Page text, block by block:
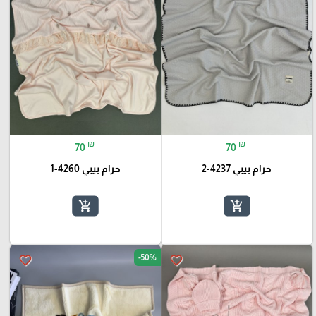
70 ₪
حرام بيبي 4237-2
add_shopping_cart
70 ₪
حرام بيبي 4260-1
add_shopping_cart
favorite_border
favorite_border -50%